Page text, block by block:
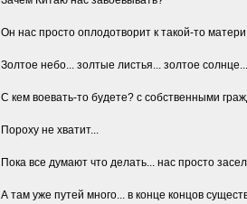
Он нас просто оплодотворит к такой-то
Золтое небо... золтые листья... золтое
С кем воевать-то будете? с собственными
Пороху не хватит...
Пока все думают что делать... нас просто
А там уже путей много... в конце концов